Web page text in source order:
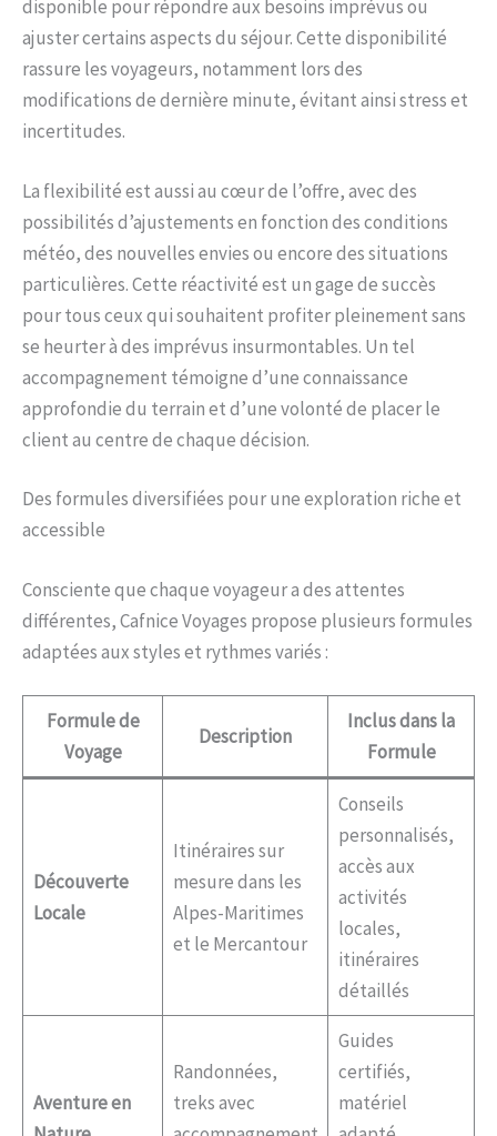
disponible pour répondre aux besoins imprévus ou
ajuster certains aspects du séjour. Cette disponibilité
rassure les voyageurs, notamment lors des
modifications de dernière minute, évitant ainsi stress et
incertitudes.
La flexibilité est aussi au cœur de l’offre, avec des
possibilités d’ajustements en fonction des conditions
météo, des nouvelles envies ou encore des situations
particulières. Cette réactivité est un gage de succès
pour tous ceux qui souhaitent profiter pleinement sans
se heurter à des imprévus insurmontables. Un tel
accompagnement témoigne d’une connaissance
approfondie du terrain et d’une volonté de placer le
client au centre de chaque décision.
Des formules diversifiées pour une exploration riche et
accessible
Consciente que chaque voyageur a des attentes
différentes, Cafnice Voyages propose plusieurs formules
adaptées aux styles et rythmes variés :
Formule de
Voyage
Description
Inclus dans la
Formule
Découverte
Locale
Itinéraires sur
mesure dans les
Alpes-Maritimes
et le Mercantour
Conseils
personnalisés,
accès aux
activités
locales,
itinéraires
détaillés
Aventure en
Randonnées,
treks avec
Guides
certifiés,
matériel